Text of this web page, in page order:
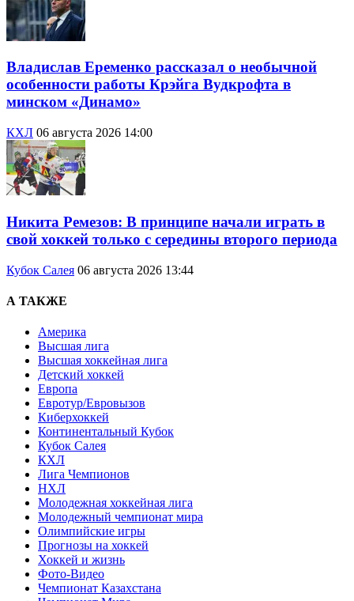
Владислав Еременко рассказал о необычной
особенности работы Крэйга Вудкрофта в
минском «Динамо»
КХЛ 06 августа 2026 14:00
Никита Ремезов: В принципе начали играть в
свой хоккей только с середины второго периода
Кубок Салея 06 августа 2026 13:44
А ТАКЖЕ
Америка
Высшая лига
Высшая хоккейная лига
Детский хоккей
Европа
Евротур/Евровызов
Киберхоккей
Континентальный Кубок
Кубок Салея
КХЛ
Лига Чемпионов
НХЛ
Молодежная хоккейная лига
Молодежный чемпионат мира
Олимпийские игры
Прогнозы на хоккей
Хоккей и жизнь
Фото-Видео
Чемпионат Казахстана